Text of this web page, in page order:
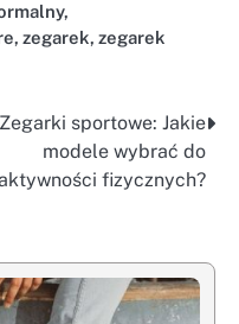
,
, zegarek, zegarek
Zegarki sportowe: Jakie
modele wybrać do
fizycznych?